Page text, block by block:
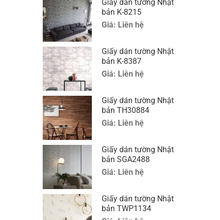
Giấy dán tường Nhật
bản K-8215
Giá: Liên hệ
Giấy dán tường Nhật
bản K-8387
Giá: Liên hệ
Giấy dán tường Nhật
bản TH30884
Giá: Liên hệ
Giấy dán tường Nhật
bản SGA2488
Giá: Liên hệ
Giấy dán tường Nhật
bản TWP1134